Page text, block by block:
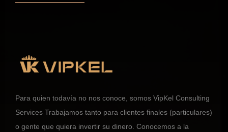
Para quien todavía no nos conoce, somos VipKel Consulting
Services Trabajamos tanto para clientes finales (particulares)
o gente que quiera invertir su dinero. Conocemos a la